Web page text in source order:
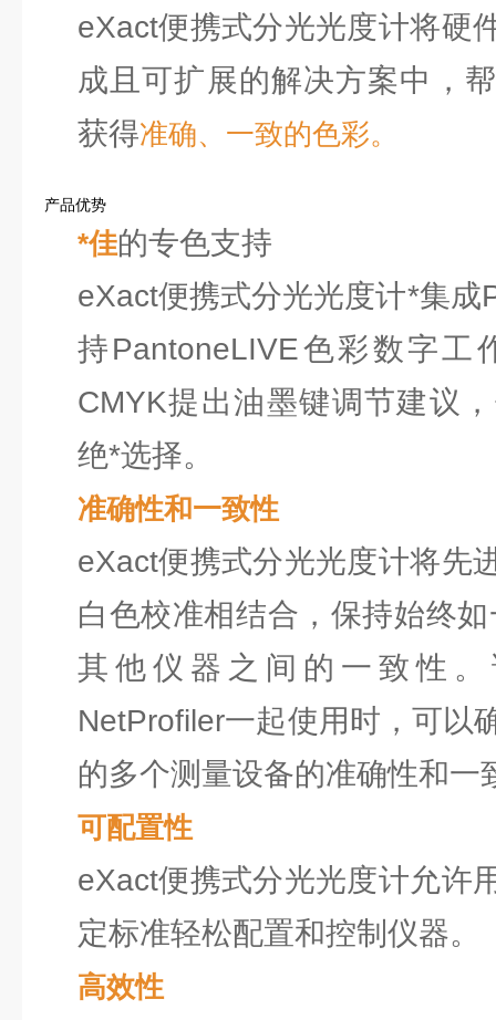
eXact便携式分光光度计将硬
成且可扩展的解决方案中，
获得准确、一致的色彩。
产品优势
*佳的专色支持
eXact便携式分光光度计*集成
持PantoneLIVE色彩数字工
CMYK提出油墨键调节建议
绝*选择。
准确性和一致性
eXact便携式分光光度计将先
白色校准相结合，保持始终
其他仪器之间的一致性
NetProfiler一起使用时，可以
的多个测量设备的准确性和一
可配置性
eXact便携式分光光度计允许
定标准轻松配置和控制仪器。
高效性